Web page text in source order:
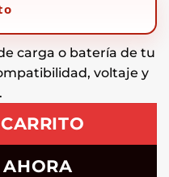
carga o batería de tu
voltaje y
AHORA